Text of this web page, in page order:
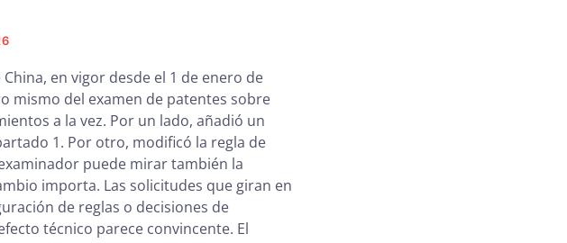
en vigor desde el 1 de enero de
mismo del examen de patentes sobre
a la vez. Por un lado, añadió un
1. Por otro, modificó la regla de
puede mirar también la
importa. Las solicitudes que giran en
de reglas o decisiones de
técnico parece convincente. El